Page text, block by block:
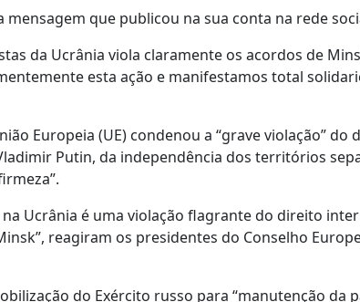
que publicou na sua conta na rede
da Ucrânia viola claramente os acordos de
esta ação e manifestamos total
Europeia (UE) condenou a “grave violação”
Putin, da independência dos territórios
Ucrânia é uma violação flagrante do direito
reagiram os presidentes do Conselho
do Exército russo para “manutenção da